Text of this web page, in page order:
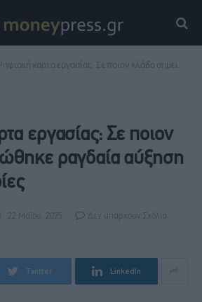
κάρτα εργασίας: Σε ποιον κλάδο σημειώθηκε ραγδαία αύξηση στις υπερωρίες
εργασίας: Σε ποιον
ραγδαία αύξηση
22 Μαΐου, 2025 Δεν υπάρχουν Σχόλια
Twitter LinkedIn